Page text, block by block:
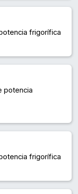
frigorífica
potencia
frigorífica